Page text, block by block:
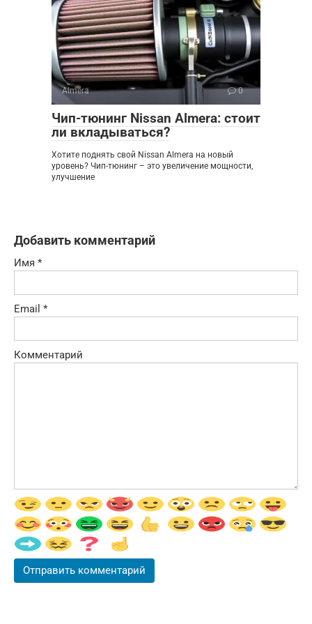
Almera 0
Чип-тюнинг Nissan Almera: стоит
ли вкладываться?
Хотите поднять свой Nissan Almera на новый
уровень? Чип-тюнинг – это увеличение мощности,
улучшение
Добавить комментарий
Имя *
Email *
Комментарий